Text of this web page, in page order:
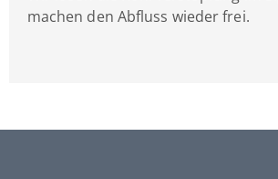
machen den Abfluss wieder frei.